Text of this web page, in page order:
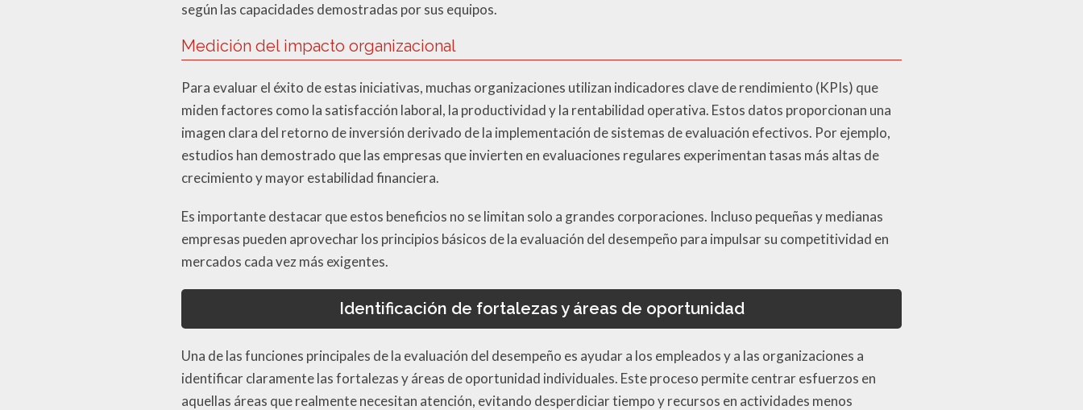
según las capacidades demostradas por sus equipos.
Medición del impacto organizacional
Para evaluar el éxito de estas iniciativas, muchas organizaciones utilizan indicadores clave de rendimiento (KPIs) que
miden factores como la satisfacción laboral, la productividad y la rentabilidad operativa. Estos datos proporcionan una
imagen clara del retorno de inversión derivado de la implementación de sistemas de evaluación efectivos. Por ejemplo,
estudios han demostrado que las empresas que invierten en evaluaciones regulares experimentan tasas más altas de
crecimiento y mayor estabilidad financiera.
Es importante destacar que estos beneficios no se limitan solo a grandes corporaciones. Incluso pequeñas y medianas
empresas pueden aprovechar los principios básicos de la evaluación del desempeño para impulsar su competitividad en
mercados cada vez más exigentes.
Identificación de fortalezas y áreas de oportunidad
Una de las funciones principales de la evaluación del desempeño es ayudar a los empleados y a las organizaciones a
identificar claramente las fortalezas y áreas de oportunidad individuales. Este proceso permite centrar esfuerzos en
aquellas áreas que realmente necesitan atención, evitando desperdiciar tiempo y recursos en actividades menos